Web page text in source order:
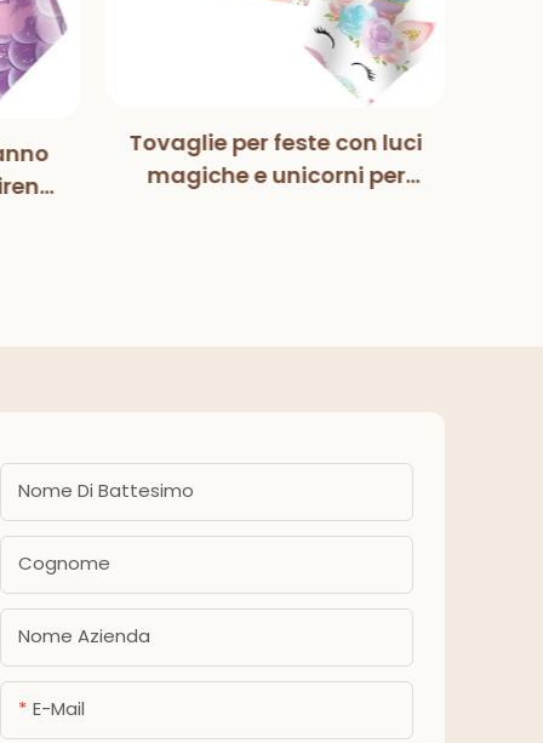
Tovaglie per feste con luci
magiche e unicorni per
Nome Di Battesimo
Cognome
Nome Azienda
E-Mail